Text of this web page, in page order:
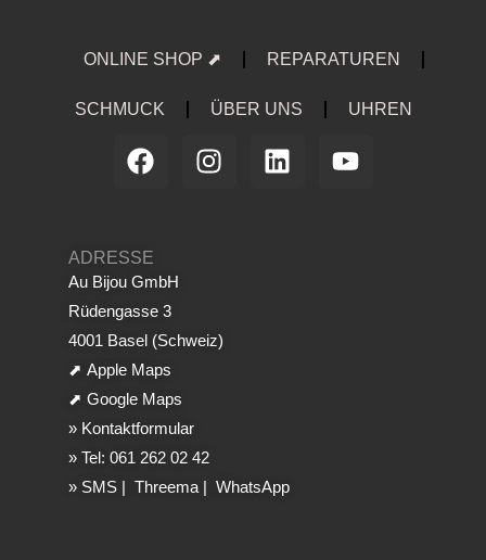
ONLINE SHOP ⬈ REPARATUREN
SCHMUCK ÜBER UNS UHREN
ADRESSE
Au Bijou GmbH
Rüdengasse 3
4001 Basel (Schweiz)
⬈ Apple Maps
⬈ Google Maps
» Kontaktformular
» Tel: 061 262 02 42
» SMS| Threema| WhatsApp